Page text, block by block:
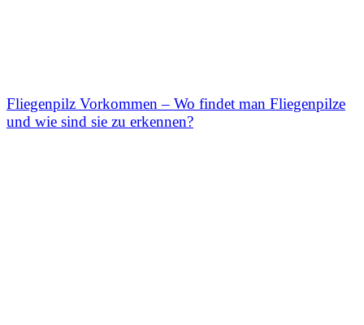
Fliegenpilz Vorkommen – Wo findet man Fliegenpilze
und wie sind sie zu erkennen?